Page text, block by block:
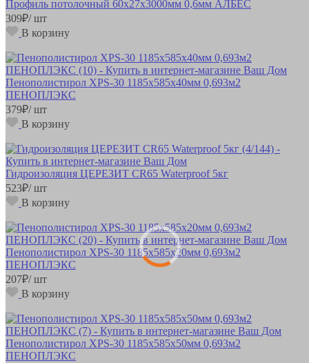
Профиль потолочный 60х27х3000мм 0,6мм АЛБЕС
309₽/ шт
В корзину
Пенополистирол XPS-30 1185х585х40мм 0,693м2
ПЕНОПЛЭКС
379₽/ шт
В корзину
Гидроизоляция ЦЕРЕЗИТ CR65 Waterproof 5кг
523₽/ шт
В корзину
Пенополистирол XPS-30 1185х585х20мм 0,693м2
ПЕНОПЛЭКС
207₽/ шт
В корзину
Пенополистирол XPS-30 1185х585х50мм 0,693м2
ПЕНОПЛЭКС